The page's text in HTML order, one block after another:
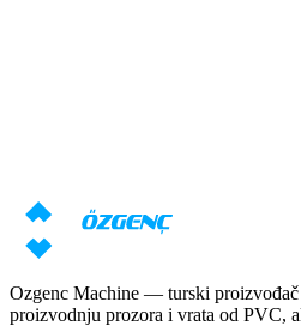
Zatraži cenu Preuzmi katalog
Ozgenc Machine — turski proizvođač
proizvodnju prozora i vrata od PVC,